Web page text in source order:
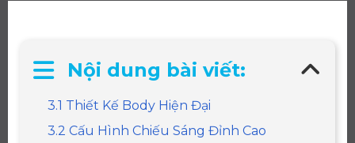
Nội dung bài viết:
3.1 Thiết Kế Body Hiện Đại
3.2 Cấu Hình Chiếu Sáng Đỉnh Cao